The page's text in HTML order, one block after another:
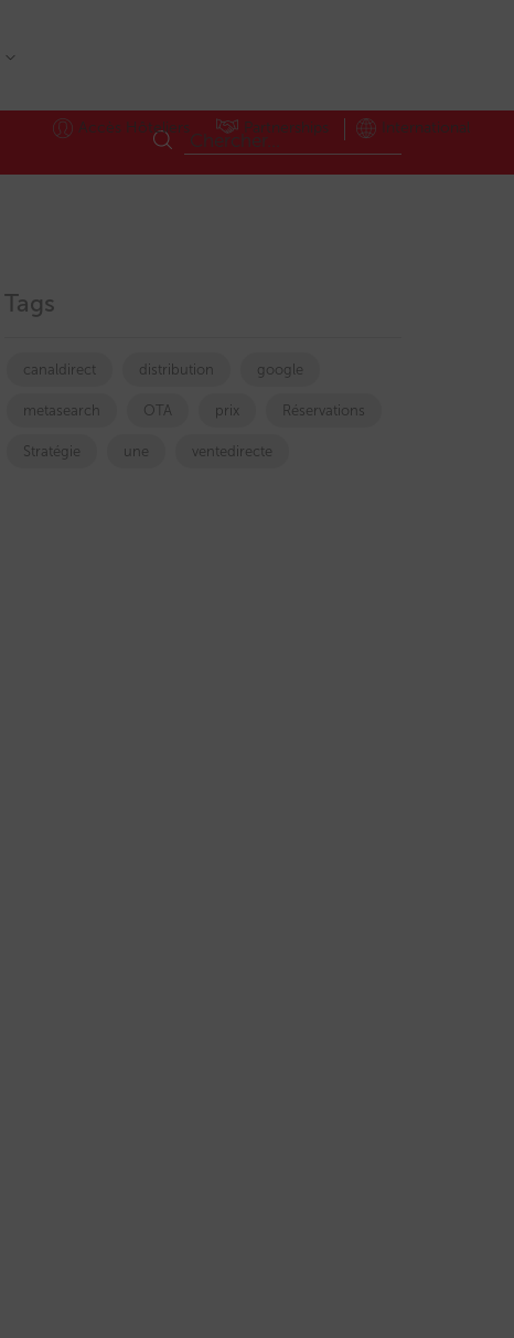
Accès Hôteliers Partnerships International
Tags
canaldirect distribution google
metasearch OTA prix Réservations
Stratégie une ventedirecte